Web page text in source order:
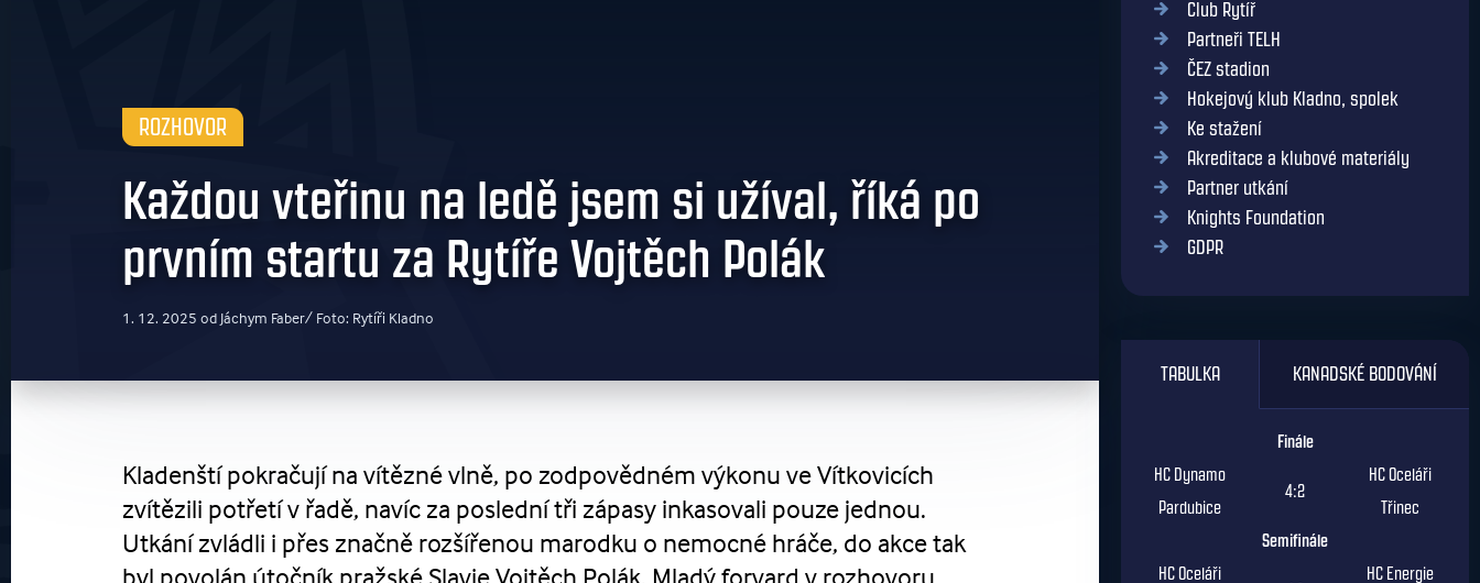
ROZHOVOR
Každou vteřinu na ledě jsem si užíval, říká po
prvním startu za Rytíře Vojtěch Polák
1. 12. 2025 od Jáchym Faber/ Foto: Rytíři Kladno
Kladenští pokračují na vítězné vlně, po zodpovědném výkonu ve Vítkovicích
zvítězili potřetí v řadě, navíc za poslední tři zápasy inkasovali pouze jednou.
Utkání zvládli i přes značně rozšířenou marodku o nemocné hráče, do akce tak
Club Rytíř
Partneři TELH
ČEZ stadion
Hokejový klub Kladno, spolek
Ke stažení
Akreditace a klubové materiály
Partner utkání
Knights Foundation
GDPR
TABULKA KANADSKÉ BODOVÁNÍ
Finále
HC Dynamo
Pardubice
4:2
HC Oceláři
Třinec
Semifinále
HC Oceláři
HC Energie